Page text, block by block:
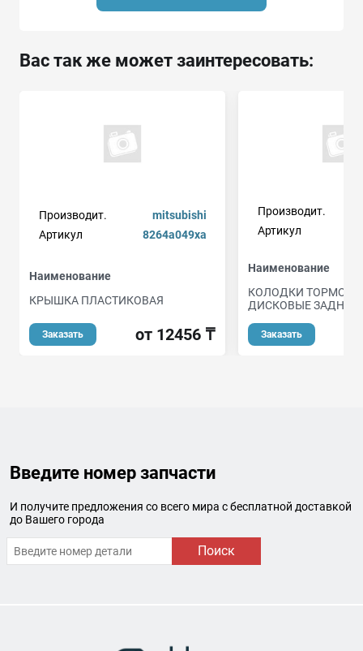
Вас так же может заинтересовать:
Производит.
mitsubishi
Артикул
8264a049xa
Наименование
КРЫШКА ПЛАСТИКОВАЯ
Заказать от 12456 ₸
Производит.
Артикул
Наименование
КОЛОДКИ
ДИСКОВЫЕ ЗАДНИЕ
Заказать
Введите номер запчасти
И получите предложения со всего мира с бесплатной доставкой
до Вашего города
Поиск